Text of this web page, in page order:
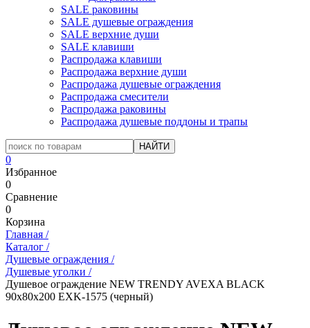
SALE раковины
SALE душевые ограждения
SALE верхние души
SALE клавиши
Распродажа клавиши
Распродажа верхние души
Распродажа душевые ограждения
Распродажа смесители
Распродажа раковины
Распродажа душевые поддоны и трапы
0
Избранное
0
Сравнение
0
Корзина
Главная /
Каталог /
Душевые ограждения /
Душевые уголки /
Душевое ограждение NEW TRENDY AVEXA BLACK
90x80x200 EXK-1575 (черный)